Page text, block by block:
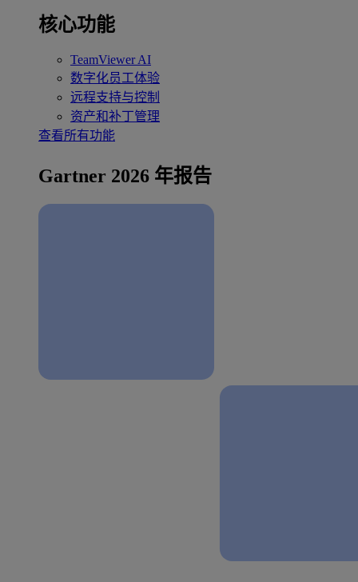
核心功能
TeamViewer AI
数字化员工体验
远程支持与控制
资产和补丁管理
查看所有功能
Gartner 2026 年报告